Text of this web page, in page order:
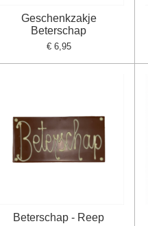
Geschenkzakje
Beterschap
€ 6,95
Beterschap - Reep